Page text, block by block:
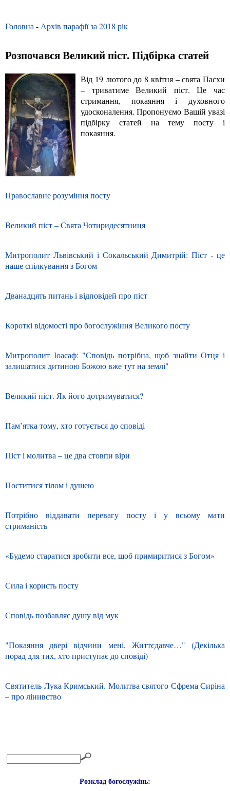
Головна - Архів парафії за 2018 рік
Розпочався Великий піст. Підбірка статей
Від 19 лютого до 8 квітня – свята Пасхи
– триватиме Великий піст. Це час
стримання, покаяння і духовного
удосконалення. Пропонуємо Вашій увазі
підбірку статей на тему посту і
покаяння.
Православне розуміння посту
Великий піст – Свята Чотиридесятниця
Митрополит Львівський і Сокальський Димитрій: Піст - це
наше спілкування з Богом
Дванадцять питань і відповідей про піст
Короткі відомості про богослужіння Великого посту
Митрополит Іоасаф: "Сповідь потрібна, щоб знайти Отця і
залишатися дитиною Божою вже тут на землі"
Великий піст. Як його дотримуватися?
Пам’ятка тому, хто готується до сповіді
Піст і молитва – це два стовпи віри
Поститися тілом і душею
Потрібно віддавати перевагу посту і у всьому мати
стриманість
«Будемо старатися зробити все, щоб примиритися з Богом»
Сила і користь посту
Сповідь позбавляє душу від мук
"Покаяння двері відчини мені, Життєдавче…" (Декілька
порад для тих, хто приступає до сповіді)
Святитель Лука Кримський. Молитва святого Єфрема Сиріна
– про лінивство
Розклад богослужінь: